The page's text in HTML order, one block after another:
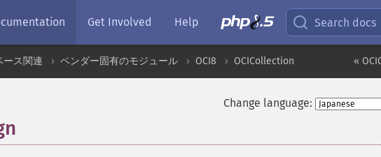
Get Involved Help Search docs
«
ース関連 ベンダー固有のモジュール OCI8 OCICollection
Change language: